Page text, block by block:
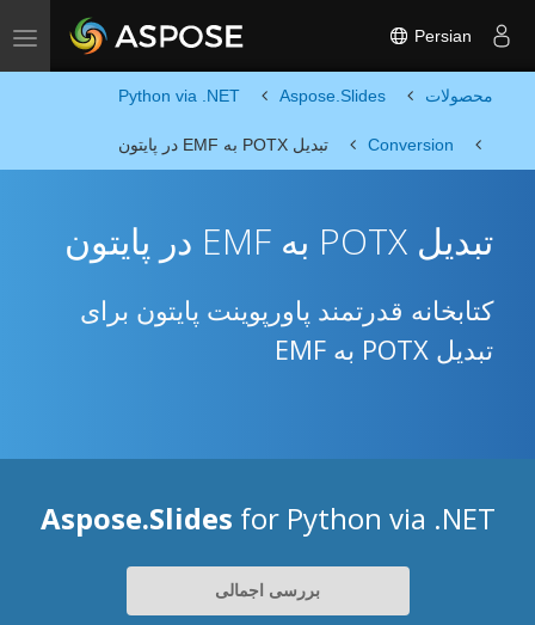
Toggle navigation Persian
محصولات Aspose.Slides
Python via .NET
Conversion تبدیل POTX به EMF در پایتون
تبدیل POTX به EMF در پایتون
کتابخانه قدرتمند پاورپوینت پایتون برای
تبدیل POTX به EMF
Aspose.Slides for Python via .NET
بررسی اجمالی